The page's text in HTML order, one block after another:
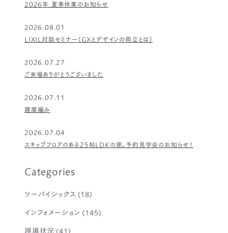
2026年 夏季休業のお知らせ
2026.08.01
LIXIL対談セミナー（GXとデザインの両立とは）
2026.07.27
ご来場ありがとうございました
2026.07.11
薩摩編み
2026.07.04
スキップフロアのある25帖LDKの家。予約見学会のお知らせ！
Categories
ツーバイシックス (18)
インフォメーション (145)
現場状況 (41)